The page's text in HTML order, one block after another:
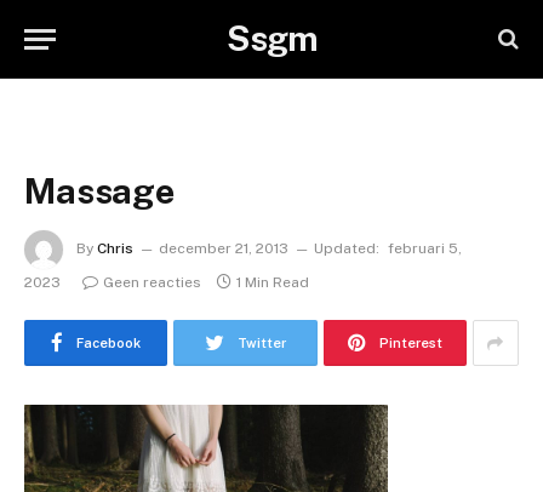
Ssgm
Massage
By Chris december 21, 2013 Updated: februari 5,
2023
Geen reacties 1 Min Read
Facebook Twitter Pinterest